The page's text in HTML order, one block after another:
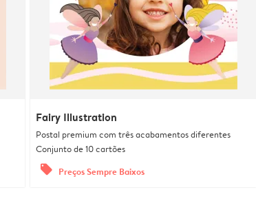
Fairy Illustration
Postal premium com três acabamentos diferentes
Conjunto de 10 cartões
offers Preços Sempre Baixos